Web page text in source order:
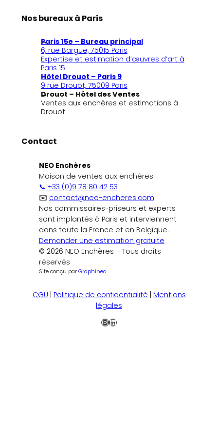
Nos bureaux à Paris
Paris 15e – Bureau principal
6, rue Bargue, 75015 Paris
Expertise et estimation d’œuvres d’art à
Paris 15
Hôtel Drouot – Paris 9
9 rue Drouot, 75009 Paris
Drouot – Hôtel des Ventes
Ventes aux enchères et estimations à
Drouot
Contact
NEO Enchères
Maison de ventes aux enchères
📞 +33 (0)9 78 80 42 53
✉️ contact@neo-encheres.com
Nos commissaires-priseurs et experts
sont implantés à Paris et interviennent
dans toute la France et en Belgique.
Demander une estimation gratuite
© 2026 NEO Enchères – Tous droits
réservés
Site conçu parGraphineo
CGU | Politique de confidentialité | Mentions
légales
Instagram
LinkedIn